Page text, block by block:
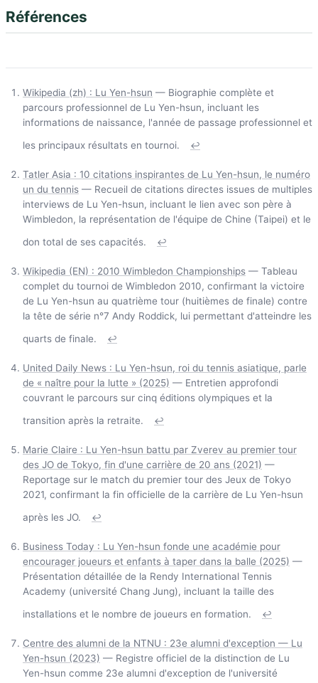
Références
Wikipedia (zh) : Lu Yen-hsun — Biographie complète et
parcours professionnel de Lu Yen-hsun, incluant les
informations de naissance, l'année de passage professionnel et
les principaux résultats en tournoi.
↩
Tatler Asia : 10 citations inspirantes de Lu Yen-hsun, le numéro
un du tennis — Recueil de citations directes issues de multiples
interviews de Lu Yen-hsun, incluant le lien avec son père à
Wimbledon, la représentation de l'équipe de Chine (Taipei) et le
don total de ses capacités.
↩
Wikipedia (EN) : 2010 Wimbledon Championships — Tableau
complet du tournoi de Wimbledon 2010, confirmant la victoire
de Lu Yen-hsun au quatrième tour (huitièmes de finale) contre
la tête de série n°7 Andy Roddick, lui permettant d'atteindre les
quarts de finale.
↩
United Daily News : Lu Yen-hsun, roi du tennis asiatique, parle
de « naître pour la lutte » (2025) — Entretien approfondi
couvrant le parcours sur cinq éditions olympiques et la
transition après la retraite.
↩
Marie Claire : Lu Yen-hsun battu par Zverev au premier tour
des JO de Tokyo, fin d'une carrière de 20 ans (2021) —
Reportage sur le match du premier tour des Jeux de Tokyo
2021, confirmant la fin officielle de la carrière de Lu Yen-hsun
après les JO.
↩
Business Today : Lu Yen-hsun fonde une académie pour
encourager joueurs et enfants à taper dans la balle (2025) —
Présentation détaillée de la Rendy International Tennis
Academy (université Chang Jung), incluant la taille des
installations et le nombre de joueurs en formation.
↩
Centre des alumni de la NTNU : 23e alumni d'exception — Lu
Yen-hsun (2023) — Registre officiel de la distinction de Lu
Yen-hsun comme 23e alumni d'exception de l'université